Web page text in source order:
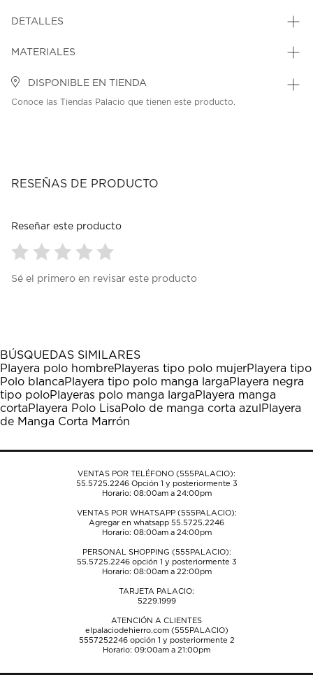
DETALLES
MATERIALES
DISPONIBLE EN TIENDA
Conoce las Tiendas Palacio que tienen este producto.
RESEÑAS DE PRODUCTO
Reseñar este producto
para
1
estrella
Esta
acción
abrirá
el
formulario
envío.
para
estrellas.
Esta
acción
abrirá
el
formulario
envío.
para
estrellas.
Esta
acción
abrirá
el
formulario
envío.
para
estrellas.
Esta
acción
abrirá
el
formulario
envío.
para
estrellas.
Esta
acción
abrirá
el
formulario
envío.
Sé el primero en revisar este producto
BÚSQUEDAS SIMILARES
Playera polo hombrePlayeras tipo polo mujerPlayera tipo
Polo blancaPlayera tipo polo manga largaPlayera negra
tipo poloPlayeras polo manga largaPlayera manga
cortaPlayera Polo LisaPolo de manga corta azul Playera
de Manga Corta Marrón
VENTAS POR TELÉFONO (555PALACIO):
55.5725.2246Opción 1 y posteriormente 3
Horario: 08:00am a 24:00pm
VENTAS POR WHATSAPP (555PALACIO):
Agregar en whatsapp 55.5725.2246
Horario: 08:00am a 24:00pm
PERSONAL SHOPPING (555PALACIO):
55.5725.2246opción 1 y posteriormente 3
Horario: 08:00am a 22:00pm
TARJETA PALACIO:
5229.1999
ATENCIÓN A CLIENTES
elpalaciodehierro.com (555PALACIO)
5557252246opción 1 y posteriormente 2
Horario: 09:00am a 21:00pm